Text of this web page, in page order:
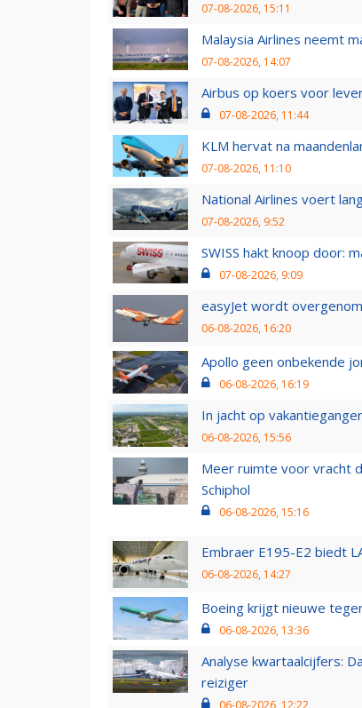
07-08-2026, 15:11
Malaysia Airlines neemt
07-08-2026, 14:07
Airbus op koers voor
07-08-2026, 11:44
KLM hervat na
07-08-2026, 11:10
National Airlines voert
07-08-2026, 9:52
SWISS hakt knoop door:
07-08-2026, 9:09
easyJet wordt
06-08-2026, 16:20
Apollo geen onbekende
06-08-2026, 16:19
In jacht op
06-08-2026, 15:56
Meer ruimte voor vracht
Schiphol
06-08-2026, 15:16
Embraer E195-E2 biedt
06-08-2026, 14:27
Boeing krijgt nieuwe
06-08-2026, 13:36
Analyse kwartaalcijfers:
reiziger